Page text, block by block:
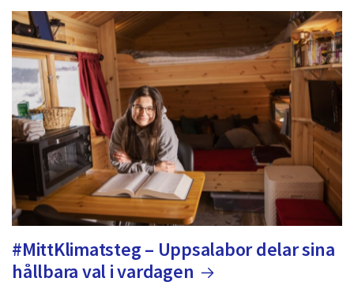
#MittKlimatsteg – Uppsalabor delar sina
hållbara val ivardagen